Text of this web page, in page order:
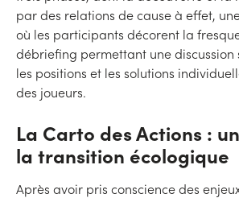
par des relations de cause à effet,
où les participants décorent la
débriefing permettant une discussion
les positions et les solutions
des joueurs.
La Carto des Actions :
la transition écologique
Après avoir pris conscience des